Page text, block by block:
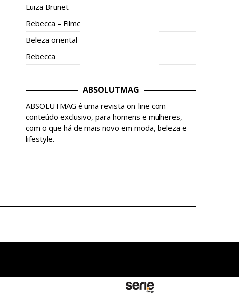
Luiza Brunet
Rebecca – Filme
Beleza oriental
Rebecca
ABSOLUTMAG
ABSOLUTMAG é uma revista on-line com
conteúdo exclusivo, para homens e mulheres,
com o que há de mais novo em moda, beleza e
lifestyle.